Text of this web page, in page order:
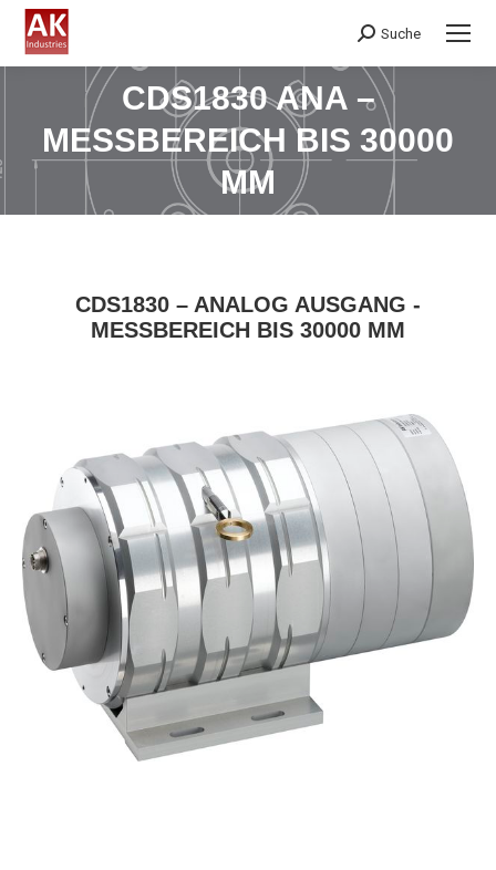
Search:
Suche
CDS1830 ANA –
MESSBEREICH BIS 30000
MM
Sie befinden sich hier:
CDS1830 – ANALOG AUSGANG -
MESSBEREICH BIS 30000 MM